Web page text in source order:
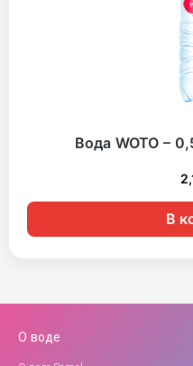
Вода WOTO –
В
О воде